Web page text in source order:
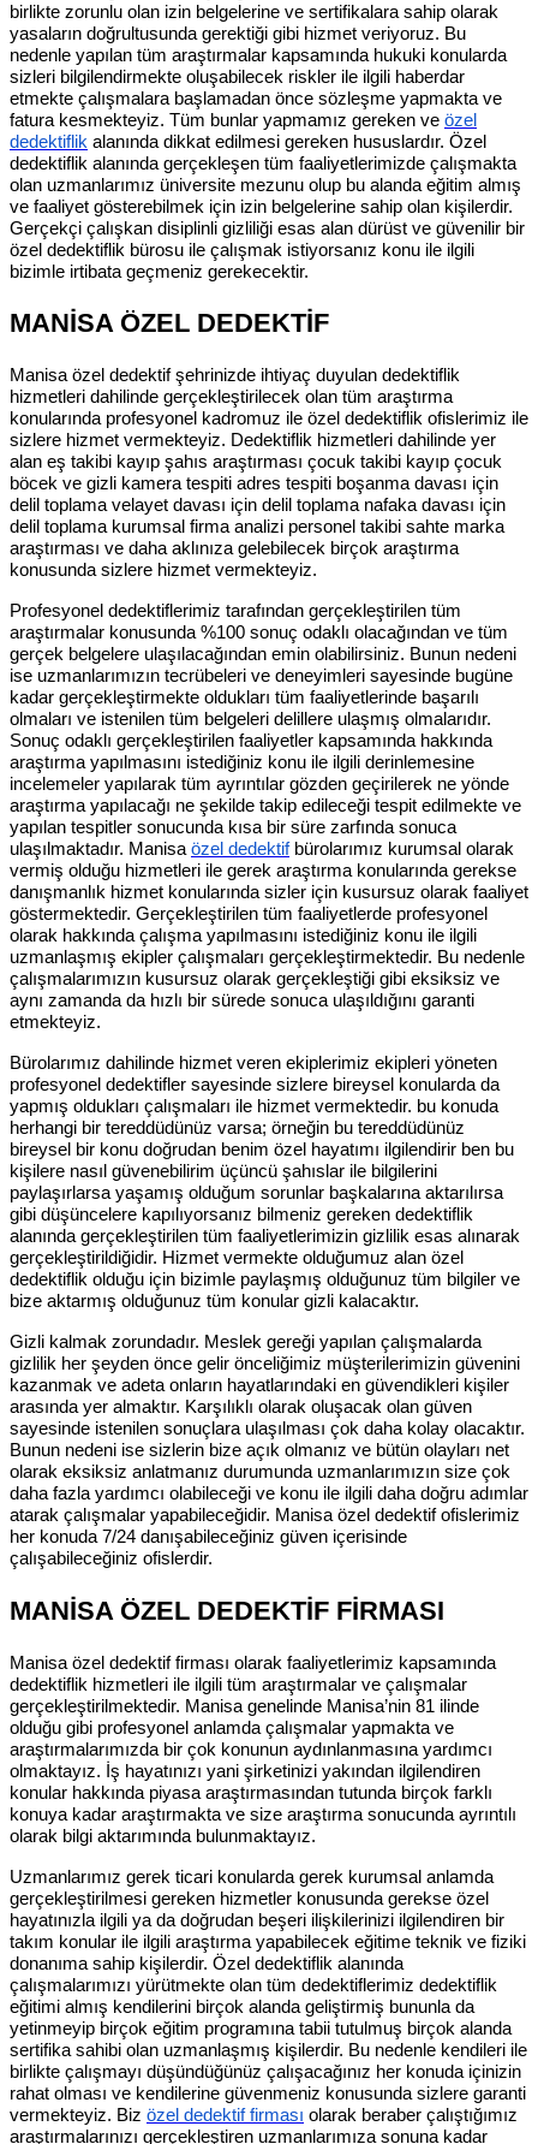
birlikte zorunlu olan izin belgelerine ve sertifikalara sahip olarak
yasaların doğrultusunda gerektiği gibi hizmet veriyoruz. Bu
nedenle yapılan tüm araştırmalar kapsamında hukuki konularda
sizleri bilgilendirmekte oluşabilecek riskler ile ilgili haberdar
etmekte çalışmalara başlamadan önce sözleşme yapmakta ve
fatura kesmekteyiz. Tüm bunlar yapmamız gereken ve özel
dedektiflik alanında dikkat edilmesi gereken hususlardır. Özel
dedektiflik alanında gerçekleşen tüm faaliyetlerimizde çalışmakta
olan uzmanlarımız üniversite mezunu olup bu alanda eğitim almış
ve faaliyet gösterebilmek için izin belgelerine sahip olan kişilerdir.
Gerçekçi çalışkan disiplinli gizliliği esas alan dürüst ve güvenilir bir
özel dedektiflik bürosu ile çalışmak istiyorsanız konu ile ilgili
bizimle irtibata geçmeniz gerekecektir.
MANİSA ÖZEL DEDEKTİF
Manisa özel dedektif şehrinizde ihtiyaç duyulan dedektiflik
hizmetleri dahilinde gerçekleştirilecek olan tüm araştırma
konularında profesyonel kadromuz ile özel dedektiflik ofislerimiz ile
sizlere hizmet vermekteyiz. Dedektiflik hizmetleri dahilinde yer
alan eş takibi kayıp şahıs araştırması çocuk takibi kayıp çocuk
böcek ve gizli kamera tespiti adres tespiti boşanma davası için
delil toplama velayet davası için delil toplama nafaka davası için
delil toplama kurumsal firma analizi personel takibi sahte marka
araştırması ve daha aklınıza gelebilecek birçok araştırma
konusunda sizlere hizmet vermekteyiz.
Profesyonel dedektiflerimiz tarafından gerçekleştirilen tüm
araştırmalar konusunda %100 sonuç odaklı olacağından ve tüm
gerçek belgelere ulaşılacağından emin olabilirsiniz. Bunun nedeni
ise uzmanlarımızın tecrübeleri ve deneyimleri sayesinde bugüne
kadar gerçekleştirmekte oldukları tüm faaliyetlerinde başarılı
olmaları ve istenilen tüm belgeleri delillere ulaşmış olmalarıdır.
Sonuç odaklı gerçekleştirilen faaliyetler kapsamında hakkında
araştırma yapılmasını istediğiniz konu ile ilgili derinlemesine
incelemeler yapılarak tüm ayrıntılar gözden geçirilerek ne yönde
araştırma yapılacağı ne şekilde takip edileceği tespit edilmekte ve
yapılan tespitler sonucunda kısa bir süre zarfında sonuca
ulaşılmaktadır. Manisaözel dedektifbürolarımız kurumsal olarak
vermiş olduğu hizmetleri ile gerek araştırma konularında gerekse
danışmanlık hizmet konularında sizler için kusursuz olarak faaliyet
göstermektedir. Gerçekleştirilen tüm faaliyetlerde profesyonel
olarak hakkında çalışma yapılmasını istediğiniz konu ile ilgili
uzmanlaşmış ekipler çalışmaları gerçekleştirmektedir. Bu nedenle
çalışmalarımızın kusursuz olarak gerçekleştiği gibi eksiksiz ve
aynı zamanda da hızlı bir sürede sonuca ulaşıldığını garanti
etmekteyiz.
Bürolarımız dahilinde hizmet veren ekiplerimiz ekipleri yöneten
profesyonel dedektifler sayesinde sizlere bireysel konularda da
yapmış oldukları çalışmaları ile hizmet vermektedir. bu konuda
herhangi bir tereddüdünüz varsa; örneğin bu tereddüdünüz
bireysel bir konu doğrudan benim özel hayatımı ilgilendirir ben bu
kişilere nasıl güvenebilirim üçüncü şahıslar ile bilgilerini
paylaşırlarsa yaşamış olduğum sorunlar başkalarına aktarılırsa
gibi düşüncelere kapılıyorsanız bilmeniz gereken dedektiflik
alanında gerçekleştirilen tüm faaliyetlerimizin gizlilik esas alınarak
gerçekleştirildiğidir. Hizmet vermekte olduğumuz alan özel
dedektiflik olduğu için bizimle paylaşmış olduğunuz tüm bilgiler ve
bize aktarmış olduğunuz tüm konular gizli kalacaktır.
Gizli kalmak zorundadır. Meslek gereği yapılan çalışmalarda
gizlilik her şeyden önce gelir önceliğimiz müşterilerimizin güvenini
kazanmak ve adeta onların hayatlarındaki en güvendikleri kişiler
arasında yer almaktır. Karşılıklı olarak oluşacak olan güven
sayesinde istenilen sonuçlara ulaşılması çok daha kolay olacaktır.
Bunun nedeni ise sizlerin bize açık olmanız ve bütün olayları net
olarak eksiksiz anlatmanız durumunda uzmanlarımızın size çok
daha fazla yardımcı olabileceği ve konu ile ilgili daha doğru adımlar
atarak çalışmalar yapabileceğidir. Manisa özel dedektif ofislerimiz
her konuda 7/24 danışabileceğiniz güven içerisinde
çalışabileceğiniz ofislerdir.
MANİSA ÖZEL DEDEKTİF FİRMASI
Manisa özel dedektif firması olarak faaliyetlerimiz kapsamında
dedektiflik hizmetleri ile ilgili tüm araştırmalar ve çalışmalar
gerçekleştirilmektedir. Manisa genelinde Manisa’nin 81 ilinde
olduğu gibi profesyonel anlamda çalışmalar yapmakta ve
araştırmalarımızda bir çok konunun aydınlanmasına yardımcı
olmaktayız. İş hayatınızı yani şirketinizi yakından ilgilendiren
konular hakkında piyasa araştırmasından tutunda birçok farklı
konuya kadar araştırmakta ve size araştırma sonucunda ayrıntılı
olarak bilgi aktarımında bulunmaktayız.
Uzmanlarımız gerek ticari konularda gerek kurumsal anlamda
gerçekleştirilmesi gereken hizmetler konusunda gerekse özel
hayatınızla ilgili ya da doğrudan beşeri ilişkilerinizi ilgilendiren bir
takım konular ile ilgili araştırma yapabilecek eğitime teknik ve fiziki
donanıma sahip kişilerdir. Özel dedektiflik alanında
çalışmalarımızı yürütmekte olan tüm dedektiflerimiz dedektiflik
eğitimi almış kendilerini birçok alanda geliştirmiş bununla da
yetinmeyip birçok eğitim programına tabii tutulmuş birçok alanda
sertifika sahibi olan uzmanlaşmış kişilerdir. Bu nedenle kendileri ile
birlikte çalışmayı düşündüğünüz çalışacağınız her konuda içinizin
rahat olması ve kendilerine güvenmeniz konusunda sizlere garanti
vermekteyiz. Biz özel dedektif firması olarak beraber çalıştığımız
araştırmalarınızı gerçekleştiren uzmanlarımıza sonuna kadar